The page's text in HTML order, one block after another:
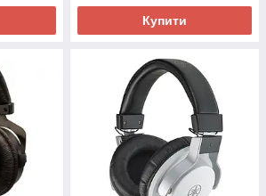
Купити